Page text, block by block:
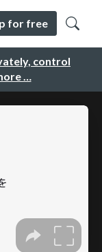
control
…
for free